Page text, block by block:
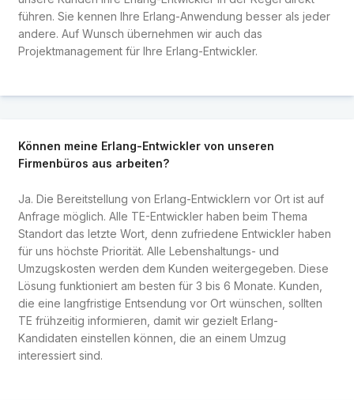
führen. Sie kennen Ihre Erlang-Anwendung besser als jeder
andere. Auf Wunsch übernehmen wir auch das
Projektmanagement für Ihre Erlang-Entwickler.
Können meine Erlang-Entwickler von unseren
Firmenbüros aus arbeiten?
Ja. Die Bereitstellung von Erlang-Entwicklern vor Ort ist auf
Anfrage möglich. Alle TE-Entwickler haben beim Thema
Standort das letzte Wort, denn zufriedene Entwickler haben
für uns höchste Priorität. Alle Lebenshaltungs- und
Umzugskosten werden dem Kunden weitergegeben. Diese
Lösung funktioniert am besten für 3 bis 6 Monate. Kunden,
die eine langfristige Entsendung vor Ort wünschen, sollten
TE frühzeitig informieren, damit wir gezielt Erlang-
Kandidaten einstellen können, die an einem Umzug
interessiert sind.